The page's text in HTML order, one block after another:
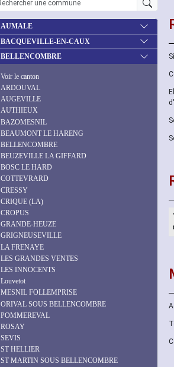
AUMALE
BACQUEVILLE-EN-CAUX
BELLENCOMBRE
Voir le canton
ARDOUVAL
AUGEVILLE
AUTHIEUX
BAZOMESNIL
BEAUMONT LE HARENG
BELLENCOMBRE
BEUZEVILLE LA GIFFARD
BOSC LE HARD
COTTEVRARD
CRESSY
CRIQUE (LA)
CROPUS
GRANDE-HEUZE
GRIGNEUSEVILLE
LA FRENAYE
LES GRANDES VENTES
LES INNOCENTS
Louvetot
MESNIL FOLLEMPRISE
ORIVAL SOUS BELLENCOMBRE
POMMEREVAL
ROSAY
SEVIS
ST HELLIER
ST MARTIN SOUS BELLENCOMBRE